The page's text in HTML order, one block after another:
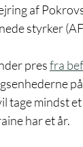
af
styrker
pres fra
tage mindst
har et år.